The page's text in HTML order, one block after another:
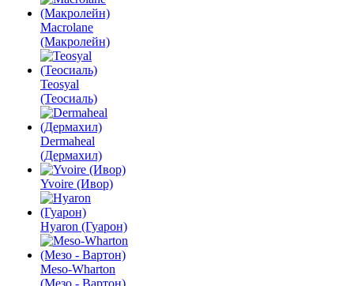
Macrolane
(Макролейн)
Teosyal
(Теосиаль)
Dermaheal
(Дермахил)
Yvoire (Ивор)
Hyaron (Гуарон)
Meso-Wharton
(Мезо - Вартон)